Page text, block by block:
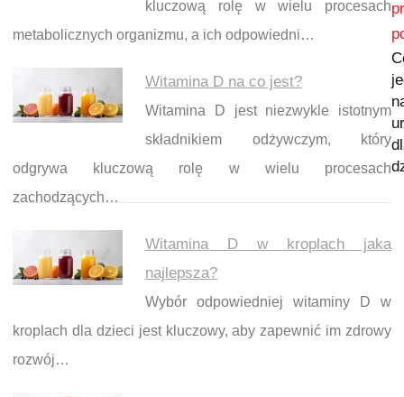
kluczową rolę w wielu procesach
metabolicznych organizmu, a ich odpowiedni…
Witamina D na co jest?
Witamina D jest niezwykle istotnym
składnikiem odżywczym, który
odgrywa kluczową rolę w wielu procesach
zachodzących…
Witamina D w kroplach jaka
najlepsza?
Wybór odpowiedniej witaminy D w
kroplach dla dzieci jest kluczowy, aby zapewnić im zdrowy
rozwój…